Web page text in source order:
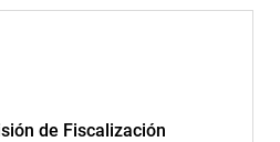
de Fiscalización